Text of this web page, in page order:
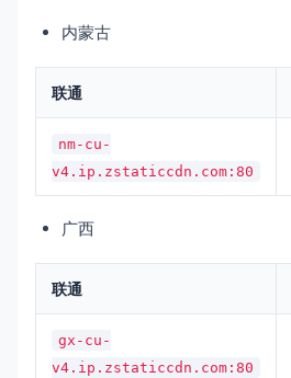
内蒙古
联通
nm-cu-
v4.ip.zstaticcdn.com:80
广西
联通
gx-cu-
v4.ip.zstaticcdn.com:80